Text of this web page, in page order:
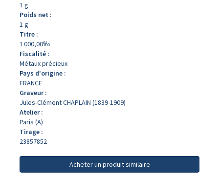
1 g
Poids net :
1 g
Titre :
1 000,00‰
Fiscalité :
Métaux précieux
Pays d'origine :
FRANCE
Graveur :
Jules-Clément CHAPLAIN (1839-1909)
Atelier :
Paris (A)
Tirage :
23857852
Acheter un produit similaire